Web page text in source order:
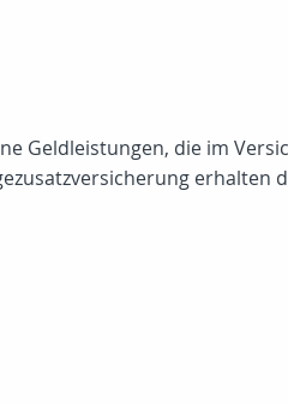
Geldleistungen, die im
erhalten